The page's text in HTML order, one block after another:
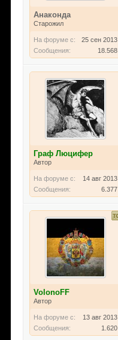
Анаконда
Старожил
На форуме с:
25 сен 2013
Сообщения:
18.568
Граф Люцифер
Автор
На форуме с:
14 авг 2013
Сообщения:
6.377
VolonoFF
Автор
На форуме с:
13 авг 2013
Сообщения:
1.620